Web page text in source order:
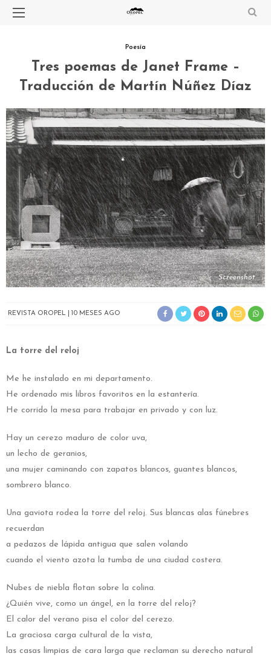
Poesía
Tres poemas de Janet Frame –
Traducción de Martín Núñez Díaz
Screenshot
REVISTA OROPEL 10 MESES AGO
La torre del reloj
Me he instalado en mi departamento.
He ordenado mis libros favoritos en la estantería.
He corrido la mesa para trabajar en privado y con luz.
Hay un cerezo maduro de color uva,
un lecho de geranios,
una mujer caminando con zapatos blancos, guantes blancos,
sombrero blanco.
Una gaviota rodea la torre del reloj. Sus blancas alas fúnebres
recuerdan
a pedazos de lápida antigua que salen volando
cuando el viento azota la tumba de una ciudad costera.
Nubes de niebla flotan sobre la colina.
¿Quién vive, como un ángel, en la torre del reloj?
El calor del verano pisa el color del cerezo.
La graciosa carga cultural de la vista,
las casas limpias de cara larga que reclaman su derecho natural